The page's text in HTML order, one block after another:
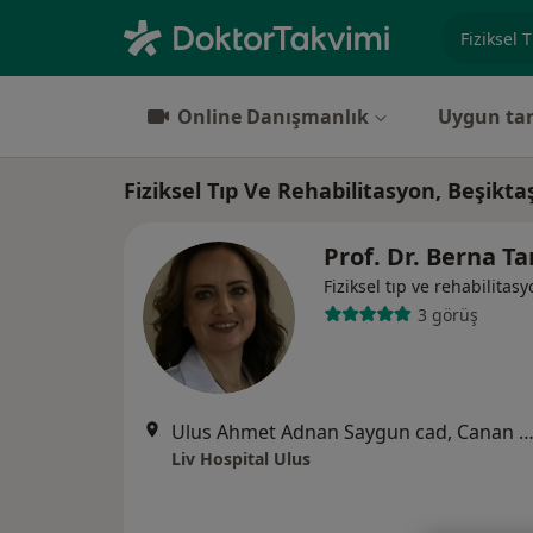
Online Danışmanlık Uygun
Fiziksel Tıp Ve Rehabilitasyon,
Prof. Dr. Berna
Fiziksel tıp ve
3 görüş
Ulus Ahmet Adnan Saygun cad, Canan Sk., İstanbul
Liv Hospital Ulus